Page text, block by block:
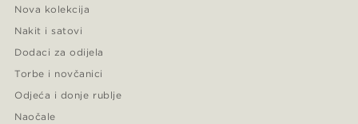
Nova kolekcija
Nakit i satovi
Dodaci za odijela
Torbe i novčanici
Odjeća i donje rublje
Naočale